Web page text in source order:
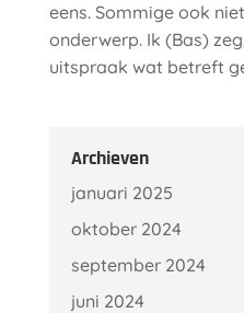
eens. Sommige ook
onderwerp. Ik (Bas)
uitspraak wat betreft
Archieven
januari 2025
oktober 2024
september 2024
juni 2024